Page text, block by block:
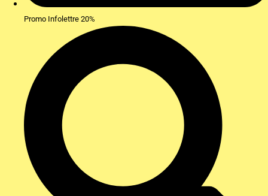
Promo Infolettre 20%